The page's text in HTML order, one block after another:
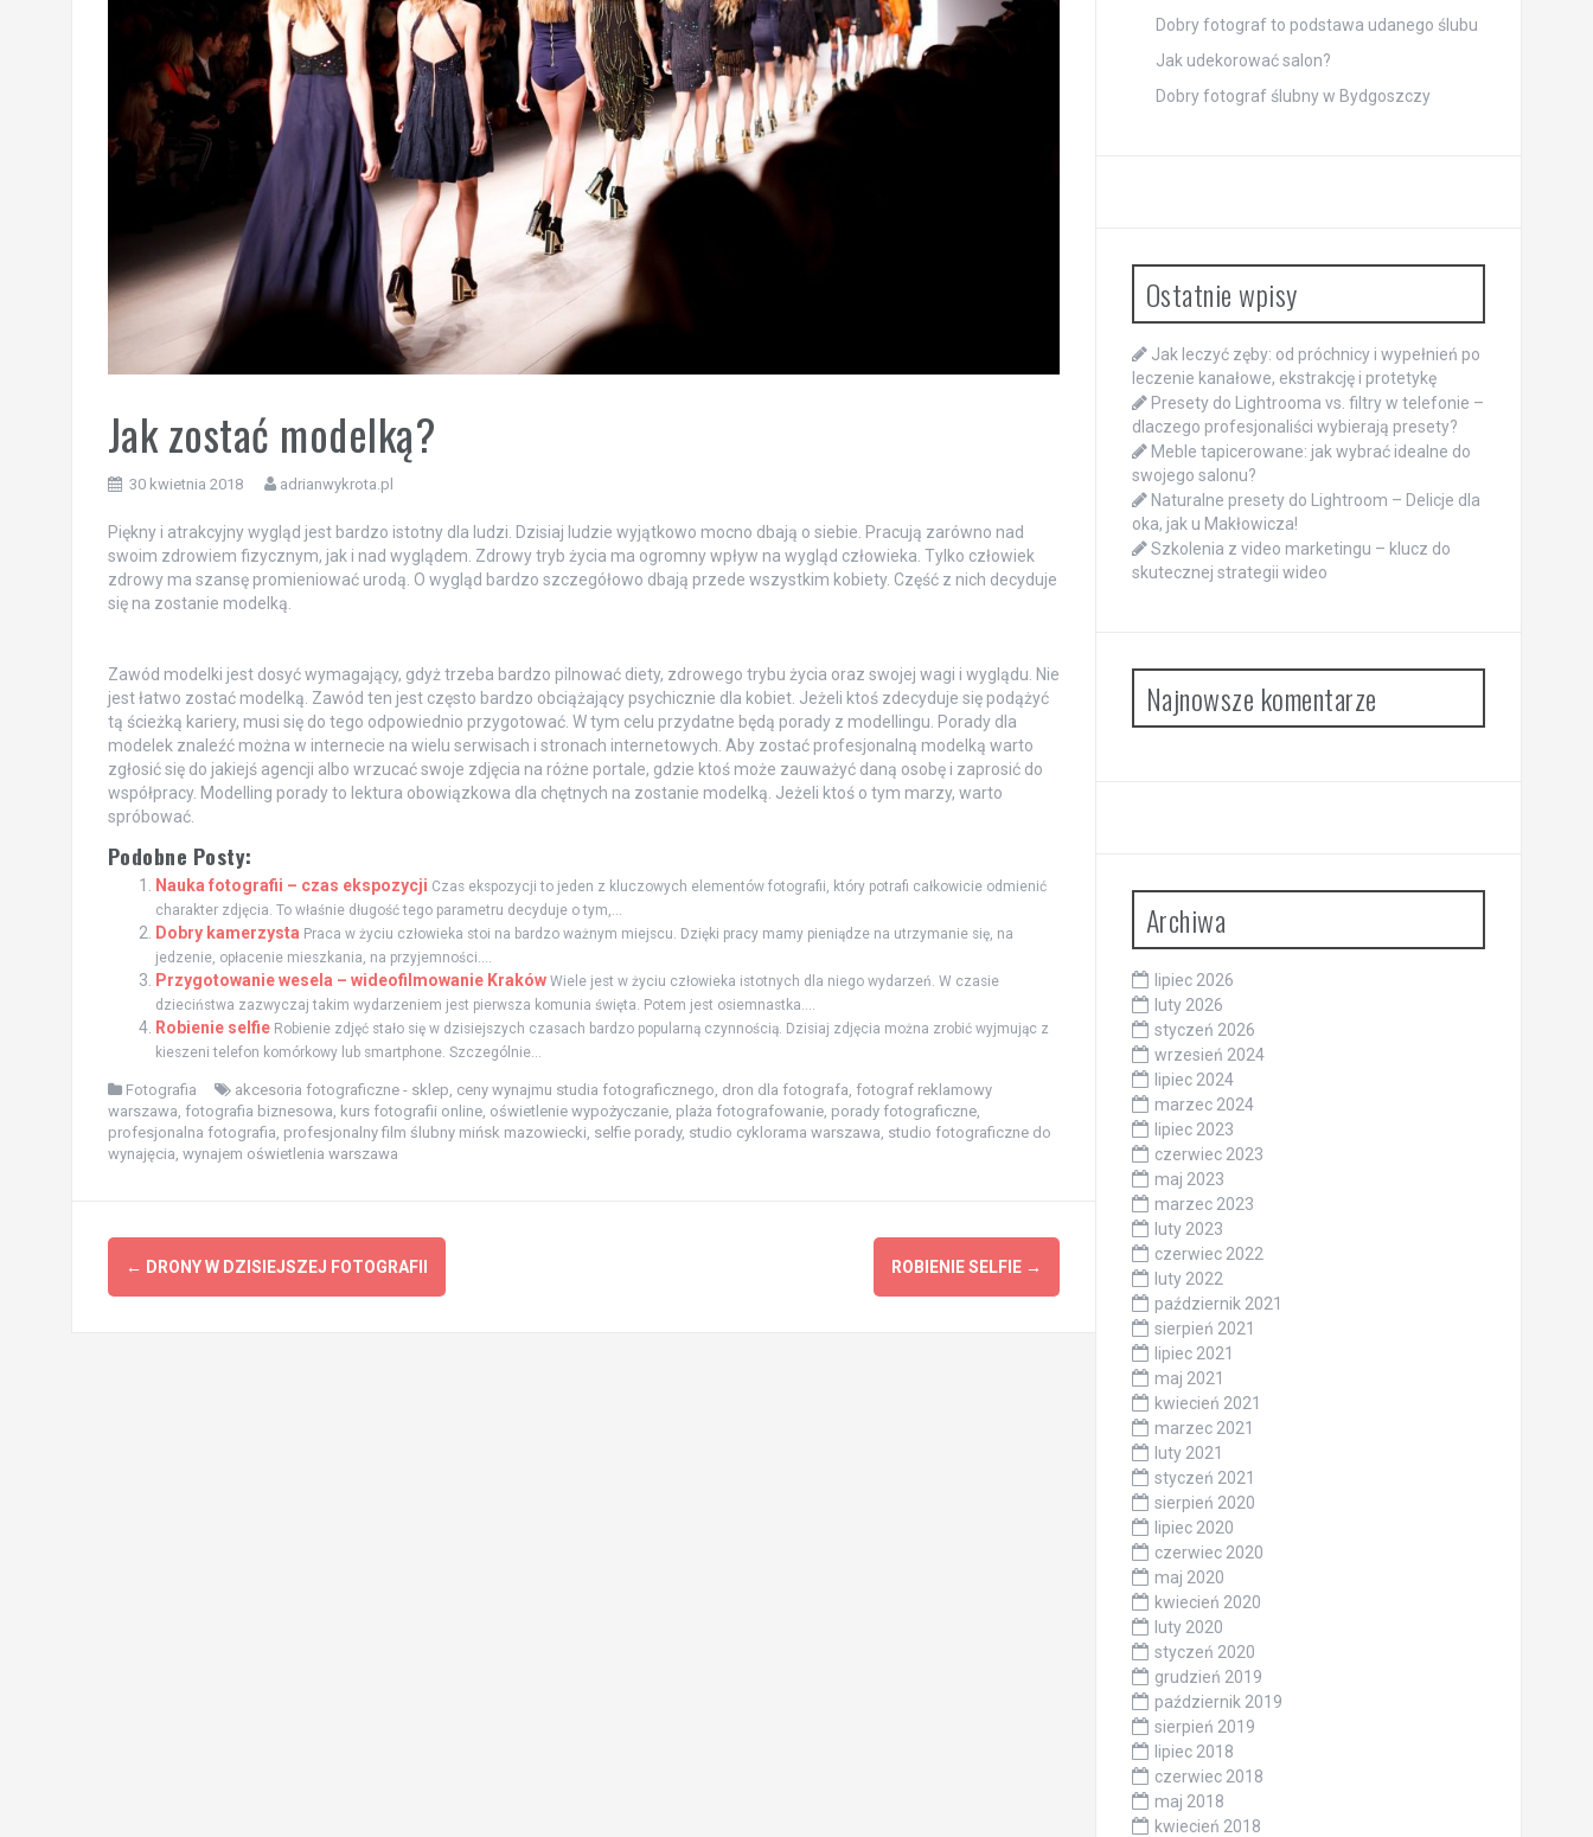
Jak zostać modelką?
30 kwietnia 2018 adrianwykrota.pl
Piękny i atrakcyjny wygląd jest bardzo istotny dla ludzi. Dzisiaj ludzie wyjątkowo mocno dbają o siebie. Pracują zarówno nad
swoim zdrowiem fizycznym, jak i nad wyglądem. Zdrowy tryb życia ma ogromny wpływ na wygląd człowieka. Tylko człowiek
zdrowy ma szansę promieniować urodą. O wygląd bardzo szczegółowo dbają przede wszystkim kobiety. Część z nich decyduje
się na zostanie modelką.
Zawód modelki jest dosyć wymagający, gdyż trzeba bardzo pilnować diety, zdrowego trybu życia oraz swojej wagi i wyglądu. Nie
jest łatwo zostać modelką. Zawód ten jest często bardzo obciążający psychicznie dla kobiet. Jeżeli ktoś zdecyduje się podążyć
tą ścieżką kariery, musi się do tego odpowiednio przygotować. W tym celu przydatne będą porady z modellingu. Porady dla
modelek znaleźć można w internecie na wielu serwisach i stronach internetowych. Aby zostać profesjonalną modelką warto
zgłosić się do jakiejś agencji albo wrzucać swoje zdjęcia na różne portale, gdzie ktoś może zauważyć daną osobę i zaprosić do
współpracy. Modelling porady to lektura obowiązkowa dla chętnych na zostanie modelką. Jeżeli ktoś o tym marzy, warto
spróbować.
Podobne Posty:
Nauka fotografii – czas ekspozycji Czas ekspozycji to jeden z kluczowych elementów fotografii, który potrafi całkowicie odmienić
charakter zdjęcia. To właśnie długość tego parametru decyduje o tym,...
Dobry kamerzysta Praca w życiu człowieka stoi na bardzo ważnym miejscu. Dzięki pracy mamy pieniądze na utrzymanie się, na
jedzenie, opłacenie mieszkania, na przyjemności....
Przygotowanie wesela – wideofilmowanie Kraków Wiele jest w życiu człowieka istotnych dla niego wydarzeń. W czasie
dzieciństwa zazwyczaj takim wydarzeniem jest pierwsza komunia święta. Potem jest osiemnastka....
Robienie selfie Robienie zdjęć stało się w dzisiejszych czasach bardzo popularną czynnością. Dzisiaj zdjęcia można zrobić wyjmując z
kieszeni telefon komórkowy lub smartphone. Szczególnie...
Fotografia akcesoria fotograficzne - sklep, ceny wynajmu studia fotograficznego, dron dla fotografa, fotograf reklamowy
warszawa, fotografia biznesowa, kurs fotografii online, oświetlenie wypożyczanie, plaża fotografowanie, porady fotograficzne,
profesjonalna fotografia, profesjonalny film ślubny mińsk mazowiecki, selfie porady, studio cyklorama warszawa, studio fotograficzne do
wynajęcia, wynajem oświetlenia warszawa
Zobacz
wpisy
← DRONY W DZISIEJSZEJ FOTOGRAFII ROBIENIE SELFIE →
Dobry fotograf to podstawa udanego ślubu
Jak udekorować salon?
Dobry fotograf ślubny w Bydgoszczy
Ostatnie wpisy
Jak leczyć zęby: od próchnicy i wypełnień po
leczenie kanałowe, ekstrakcję i protetykę
Presety do Lightrooma vs. filtry w telefonie –
dlaczego profesjonaliści wybierają presety?
Meble tapicerowane: jak wybrać idealne do
swojego salonu?
Naturalne presety do Lightroom – Delicje dla
oka, jak u Makłowicza!
Szkolenia z video marketingu – klucz do
skutecznej strategii wideo
Najnowsze komentarze
Archiwa
lipiec 2026
luty 2026
styczeń 2026
wrzesień 2024
lipiec 2024
marzec 2024
lipiec 2023
czerwiec 2023
maj 2023
marzec 2023
luty 2023
czerwiec 2022
luty 2022
październik 2021
sierpień 2021
lipiec 2021
maj 2021
kwiecień 2021
marzec 2021
luty 2021
styczeń 2021
sierpień 2020
lipiec 2020
czerwiec 2020
maj 2020
kwiecień 2020
luty 2020
styczeń 2020
grudzień 2019
październik 2019
sierpień 2019
lipiec 2018
czerwiec 2018
maj 2018
kwiecień 2018